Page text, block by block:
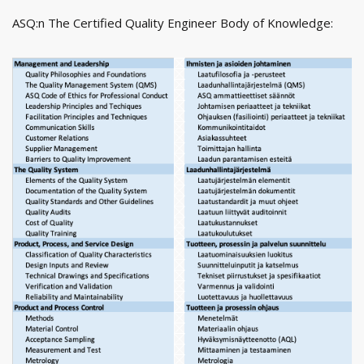
ASQ:n The Certified Quality Engineer Body of Knowledge: